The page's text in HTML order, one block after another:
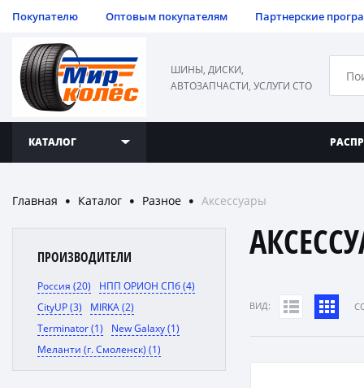
Покупателю Оптовым покупателям Партнерские
ШИНЫ, ДИСКИ,
АВТОЗАПЧАСТИ, УСЛУГИ СТО
КАТАЛОГ
Главная ● Каталог ● Разное ● Аксессуары
ПРОИЗВОДИТЕЛИ
Россия (20)
НПП ОРИОН СПб (4)
CityUP (3)
MIRKA (2)
Terminator (1)
New Galaxy (1)
Меланти (г. Смоленск) (1)
ВИД: